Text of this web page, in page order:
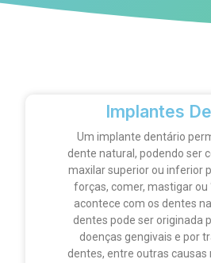
Implantes
Um implante dentário
dente natural, podendo ser
maxilar superior ou inferior
forças, comer, mastigar ou
acontece com os dentes
dentes pode ser originada
doenças gengivais e por
dentes, entre outras